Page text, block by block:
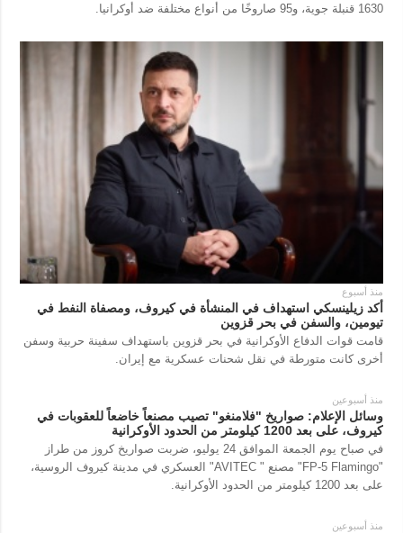
1630 قنبلة جوية، و95 صاروخًا من أنواع مختلفة ضد أوكرانيا.
منذ أسبوع
أكد زيلينسكي استهداف في المنشأة في كيروف، ومصفاة النفط في
تيومين، والسفن في بحر قزوين
قامت قوات الدفاع الأوكرانية في بحر قزوين باستهداف سفينة حربية وسفن
أخرى كانت متورطة في نقل شحنات عسكرية مع إيران.
منذ أسبوعين
وسائل الإعلام: صواريخ "فلامنغو" تصيب مصنعاً خاضعاً للعقوبات في
كيروف، على بعد 1200 كيلومتر من الحدود الأوكرانية
في صباح يوم الجمعة الموافق 24 يوليو، ضربت صواريخ كروز من طراز
"FP-5 Flamingo" مصنع " AVITEC" العسكري في مدينة كيروف الروسية،
على بعد 1200 كيلومتر من الحدود الأوكرانية.
منذ أسبوعين